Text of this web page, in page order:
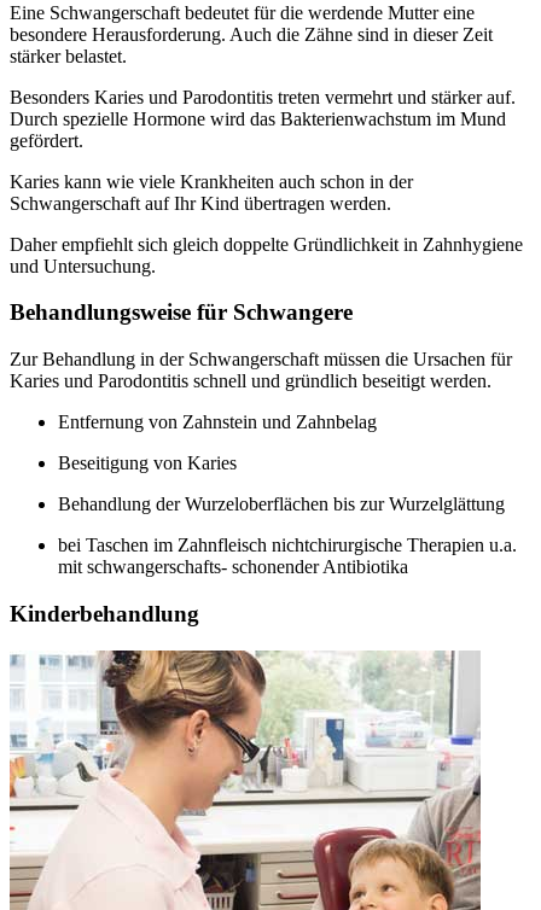
Eine Schwangerschaft bedeutet für die werdende Mutter eine
besondere Herausforderung. Auch die Zähne sind in dieser Zeit
stärker belastet.
Besonders Karies und Parodontitis treten vermehrt und stärker auf.
Durch spezielle Hormone wird das Bakterienwachstum im Mund
gefördert.
Karies kann wie viele Krankheiten auch schon in der
Schwangerschaft auf Ihr Kind übertragen werden.
Daher empfiehlt sich gleich doppelte Gründlichkeit in Zahnhygiene
und Untersuchung.
Behandlungsweise für Schwangere
Zur Behandlung in der Schwangerschaft müssen die Ursachen für
Karies und Parodontitis schnell und gründlich beseitigt werden.
Entfernung von Zahnstein und Zahnbelag
Beseitigung von Karies
Behandlung der Wurzeloberflächen bis zur Wurzelglättung
bei Taschen im Zahnfleisch nichtchirurgische Therapien u.a.
mit schwangerschafts- schonender Antibiotika
Kinderbehandlung